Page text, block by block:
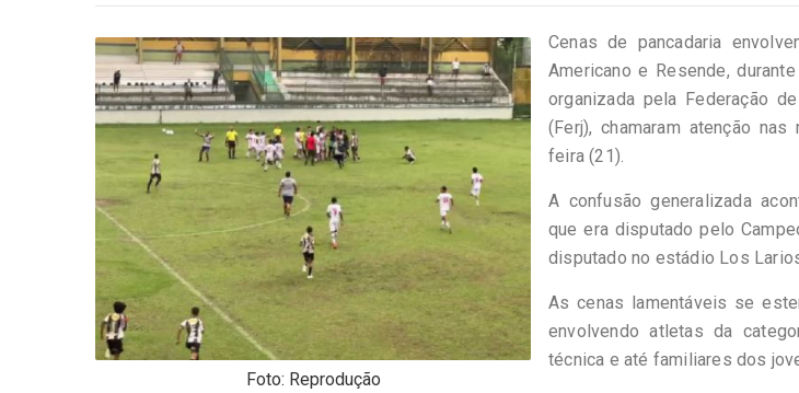
Foto: Reprodução
Cenas de pancadaria
Americano e Resende,
organizada pela Federação
(Ferj), chamaram atenção
feira (21).
A confusão generalizada
que era disputado pelo
disputado no estádio Los
As cenas lamentáveis se
envolvendo atletas da
técnica e até familiares dos